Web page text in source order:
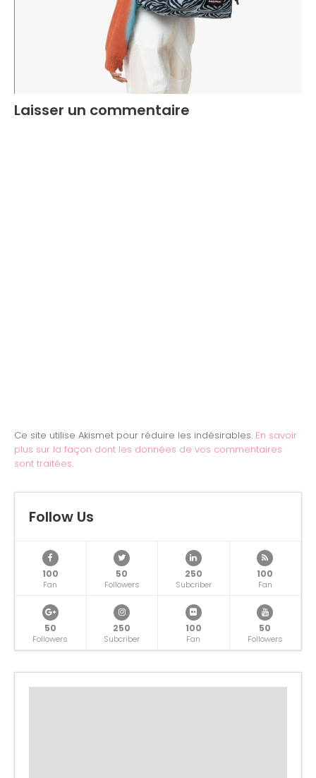
Laisser un commentaire
Ce site utilise Akismet pour réduire les indésirables. En savoir
plus sur la façon dont les données de vos commentaires
sont traitées.
Follow Us
100
Fan
50
Followers
250
Subcriber
100
Fan
50
Followers
250
Subcriber
100
Fan
50
Followers